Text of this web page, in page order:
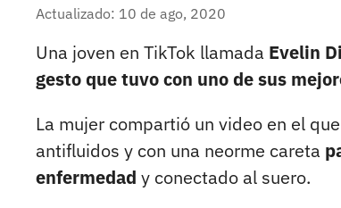
Actualizado: 10 de ago, 2020
Una joven en TikTok llamada Evelin
gesto que tuvo con uno de sus
La mujer compartió un video en el que
antifluidos y con una neorme careta
enfermedad y conectado al suero.